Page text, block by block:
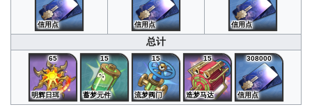
信用点 信用点 信用点
总计
65
明辉日珥
15
蓄梦元件
15
流梦阀门
15
造梦马达
308000
信用点